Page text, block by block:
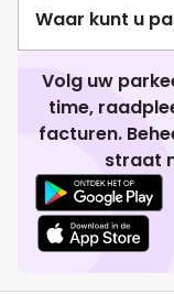
Waar kunt u
Volg uw
time,
facturen.
straat